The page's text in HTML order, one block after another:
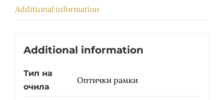
Additional information
Additional information
Тип на
очила
Оптички рамки